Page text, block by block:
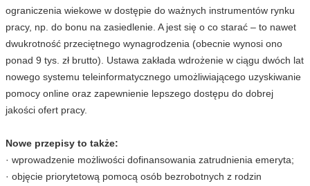
ograniczenia wiekowe w dostępie do ważnych instrumentów rynku
pracy, np. do bonu na zasiedlenie. A jest się o co starać – to nawet
dwukrotność przeciętnego wynagrodzenia (obecnie wynosi ono
ponad 9 tys. zł brutto). Ustawa zakłada wdrożenie w ciągu dwóch lat
nowego systemu teleinformatycznego umożliwiającego uzyskiwanie
pomocy online oraz zapewnienie lepszego dostępu do dobrej
jakości ofert pracy.
Nowe przepisy to także:
· wprowadzenie możliwości dofinansowania zatrudnienia emeryta;
· objęcie priorytetową pomocą osób bezrobotnych z rodzin